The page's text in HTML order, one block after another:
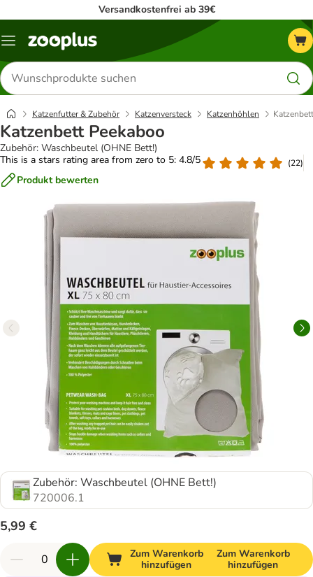
Versandkostenfrei ab 39€
Menü
Produkte
suchen
Katzenfutter & Zubehör Katzenversteck Katzenhöhlen
Katzenbett Peekaboo
Zubehör: Waschbeutel (OHNE Bett!)
This is a stars rating area from zero to 5: 4.8/5
(22)
Produkt bewerten
Zubehör: Waschbeutel (OHNE Bett!)
720006.1
5,99 €
Zum Warenkorb
hinzufügen
Zum Warenkorb
hinzufügen